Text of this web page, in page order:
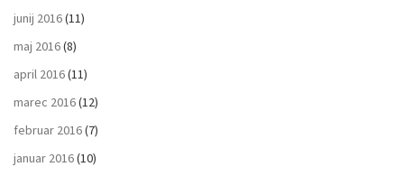
junij 2016(11)
maj 2016(8)
april 2016(11)
marec 2016(12)
februar 2016(7)
januar 2016(10)